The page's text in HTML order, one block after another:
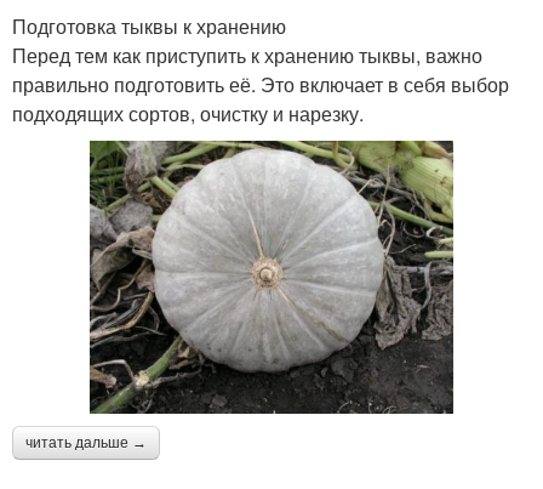
Подготовка тыквы к хранению
Перед тем как приступить к хранению тыквы, важно
правильно подготовить её. Это включает в себя выбор
подходящих сортов, очистку и нарезку.
читать дальше →